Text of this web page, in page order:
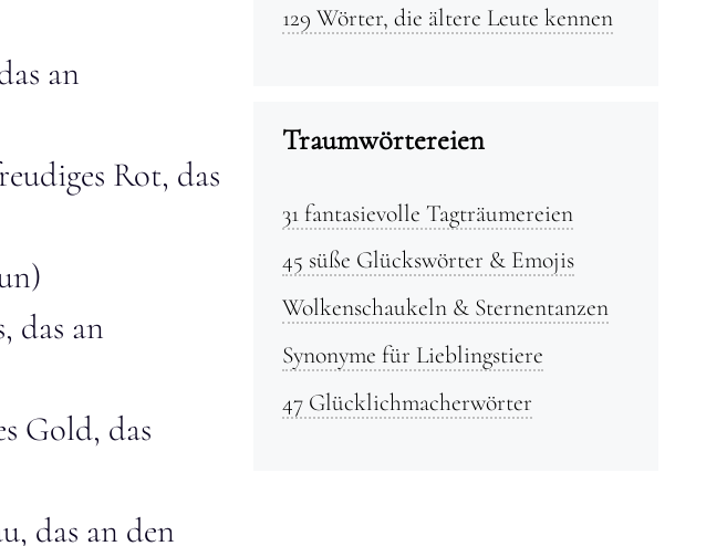
an
Rot, das
das an
Gold, das
das an den
129 Wörter, die ältere Leute kennen
Traumwörtereien
31 fantasievolle Tagträumereien
45 süße Glückswörter & Emojis
Wolkenschaukeln & Sternentanzen
Synonyme für Lieblingstiere
47 Glücklichmacherwörter